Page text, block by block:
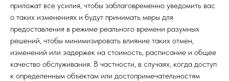
приложат все усилия, чтобы заблаговременно уведомить вас
о таких изменениях и будут принимать меры для
предоставления в режиме реального времени разумных
решений, чтобы минимизировать влияние таких отмен,
изменений или задержек на стоимость, расписание и общее
качество обслуживания. В частности, в случаях, когда доступ
к определенным объектам или достопримечательностям